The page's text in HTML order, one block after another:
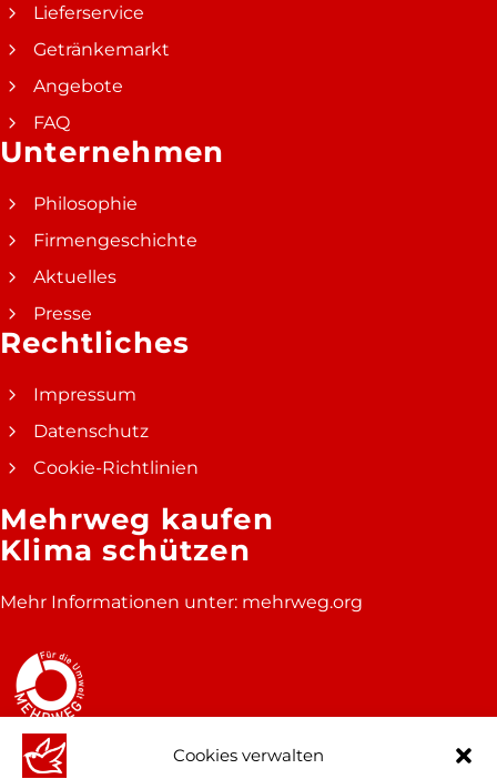
Cookies verwalten
Lieferservice
Getränkemarkt
Angebote
FAQ
Unternehmen
Philosophie
Firmengeschichte
Aktuelles
Presse
Rechtliches
Impressum
Datenschutz
Cookie-Richtlinien
Mehrweg kaufen
Klima schützen
Mehr Informationen unter: mehrweg.org